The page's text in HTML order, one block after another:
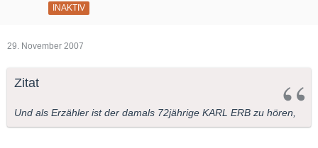
INAKTIV
29. November 2007
Zitat
Und als Erzähler ist der damals 72jährige KARL ERB zu hören,